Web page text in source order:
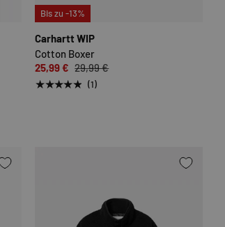
OPTIONEN AUSWÄHLEN
Bis zu -13%
Carhartt WIP
Cotton Boxer
25,99 € 29,99 €
★★★★★ (1)